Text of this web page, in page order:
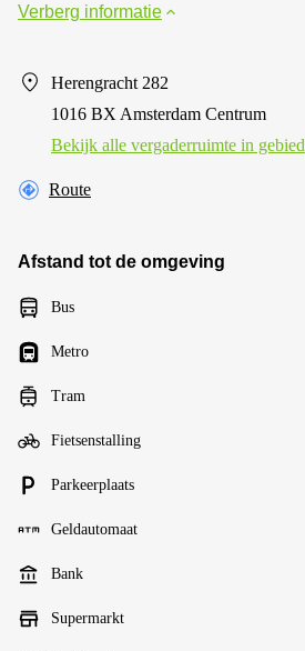
Verberg informatie
Herengracht 282
1016 BX Amsterdam Centrum
Bekijk alle vergaderruimte in gebied
Route
Afstand tot de omgeving
Bus
Metro
Tram
Fietsenstalling
Parkeerplaats
Geldautomaat
Bank
Supermarkt